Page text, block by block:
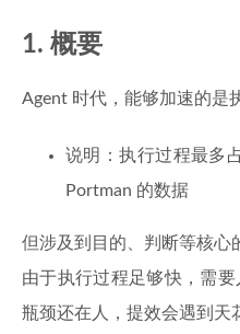
1. 概要
Agent 时代，能够加速的是
说明：执行过程最多
Portman 的数据
但涉及到目的、判断等核心
由于执行过程足够快，需要
瓶颈还在人，提效会遇到天